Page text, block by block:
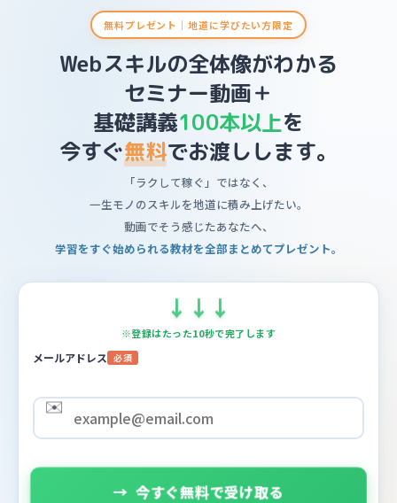
無料プレゼント｜地道に学びたい方限定
Webスキルの全体像がわかる
セミナー動画＋
基礎講義100本以上を
今すぐ無料でお渡しします。
「ラクして稼ぐ」ではなく、
一生モノのスキルを地道に積み上げたい。
動画でそう感じたあなたへ、
学習をすぐ始められる教材を全部まとめてプレゼント。
↓ ↓ ↓
※登録はたった10秒で完了します
メールアドレス 必須
✉️
→ 今すぐ無料で受け取る